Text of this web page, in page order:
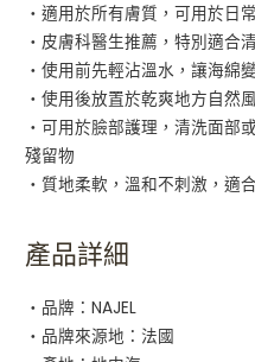
・適用於所有膚質，可用於日
・皮膚科醫生推薦，特別適合
・使用前先輕沾溫水，讓海綿
・使用後放置於乾爽地方自然
・可用於臉部護理，清洗面部
殘留物
・質地柔軟，溫和不刺激，適
產品詳細
・品牌：NAJEL
・品牌來源地：法國